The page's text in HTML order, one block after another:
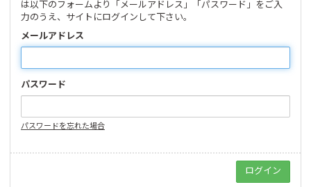
は以下のフォームより「メールアドレス」「パスワード」をご入
力のうえ、サイトにログインして下さい。
メールアドレス
パスワード
パスワードを忘れた場合